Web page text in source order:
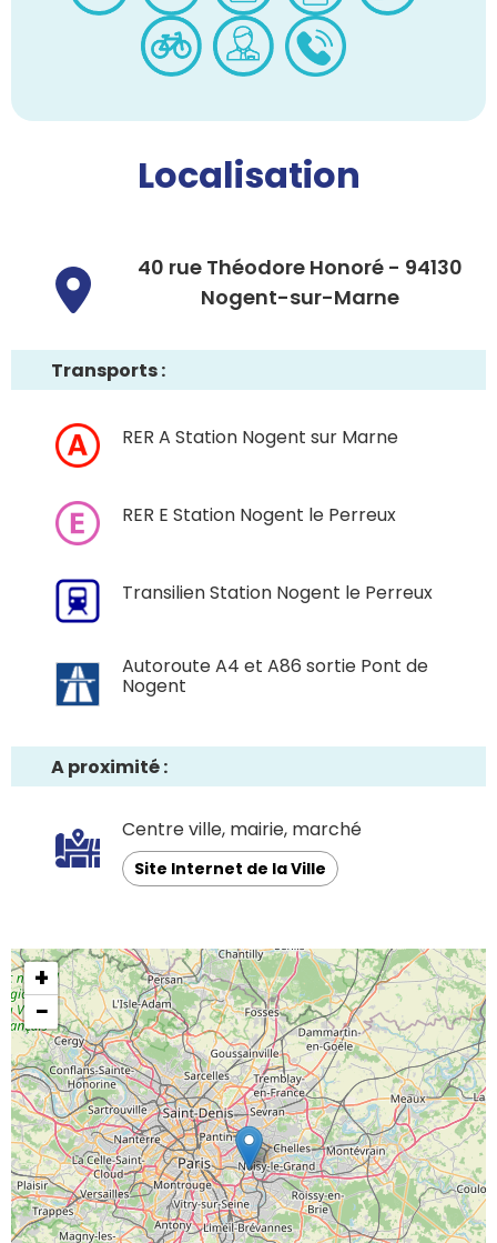
Localisation
40 rue Théodore Honoré - 94130
Nogent-sur-Marne
Transports :
RER A Station Nogent sur Marne
RER E Station Nogent le Perreux
Transilien Station Nogent le Perreux
Autoroute A4 et A86 sortie Pont de
Nogent
A proximité :
Centre ville, mairie, marché
Site Internet de la Ville
+
−